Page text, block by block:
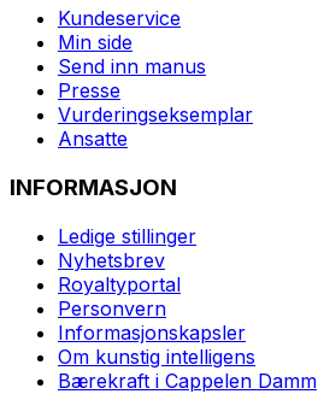
Kundeservice
Min side
Send inn manus
Presse
Vurderingseksemplar
Ansatte
INFORMASJON
Ledige stillinger
Nyhetsbrev
Royaltyportal
Personvern
Informasjonskapsler
Om kunstig intelligens
Bærekraft i Cappelen Damm